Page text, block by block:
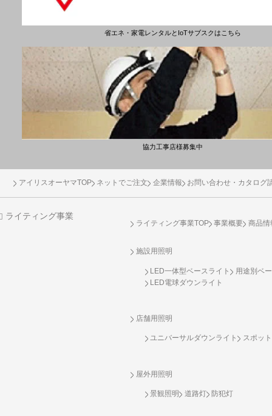
省エネ・家電レンタルとIoTサブスクはこちら
協力工事店様募集中
アイリスオーヤマTOP ネットでご注文 企業情報 お問い合わせ・カタログ
ライティング事業
ライティング事業TOP 事業概要 商品情
施設用照明
LED一体型ベースライト
用途別ベ
LED電球ダウンライト
店舗用照明
ユニバーサルダウンライト スポッ
屋外用照明
景観照明 道路灯 防犯灯